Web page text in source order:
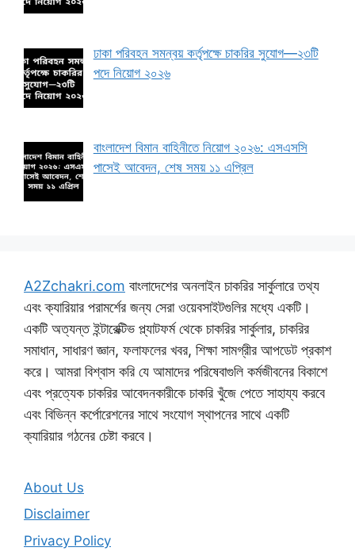
ঢাকা পরিবহন সমন্বয় কর্তৃপক্ষে চাকরির সুযোগ—২৩টি
পদে নিয়োগ ২০২৬
বাংলাদেশ বিমান বাহিনীতে নিয়োগ ২০২৬: এসএসসি
পাসেই আবেদন, শেষ সময় ১১ এপ্রিল
A2Zchakri.com বাংলাদেশের অনলাইন চাকরির সার্কুলারে তথ্য
এবং ক্যারিয়ার পরামর্শের জন্য সেরা ওয়েবসাইটগুলির মধ্যে একটি।
একটি অত্যন্ত ইন্টারেক্টিভ প্ল্যাটফর্ম থেকে চাকরির সার্কুলার, চাকরির
সমাধান, সাধারণ জ্ঞান, ফলাফলের খবর, শিক্ষা সামগ্রীর আপডেট প্রকাশ
করে। আমরা বিশ্বাস করি যে আমাদের পরিষেবাগুলি কর্মজীবনের বিকাশে
এবং প্রত্যেক চাকরির আবেদনকারীকে চাকরি খুঁজে পেতে সাহায্য করবে
এবং বিভিন্ন কর্পোরেশনের সাথে সংযোগ স্থাপনের সাথে একটি
ক্যারিয়ার গঠনের চেষ্টা করবে।
About Us
Disclaimer
Privacy Policy